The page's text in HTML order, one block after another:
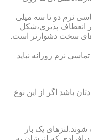
نرم دو تا سه میلی
انعطاف پذیری،شکل
سخت دشوارتر است.
نرم روزانه نباید
باشد اگر از این نوع
یک بار